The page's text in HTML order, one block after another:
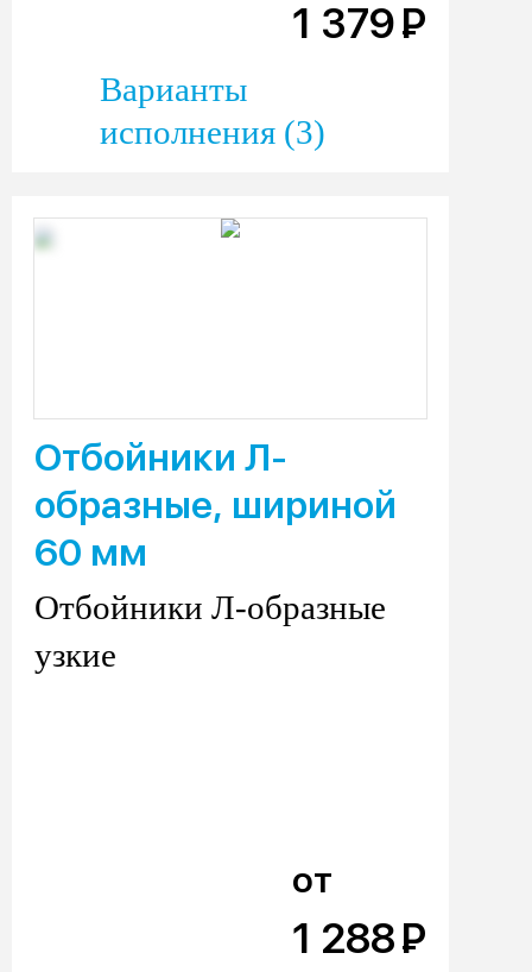
1 379Р
Варианты
исполнения (3)
Отбойники Л-
образные, шириной
60 мм
Отбойники Л-образные
узкие
от
1 288Р